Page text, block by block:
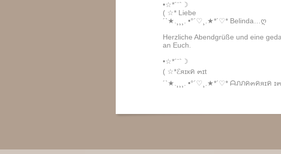
•☆*´¨`☽
( ☆* Liebe
´`★.¸¸¸. •°´♡¸.★*´♡* Belinda…ღ
Herzliche Abendgrüße und eine
an Euch.
•☆*´¨`☽
( ☆*ℰяɪкค ๓ɪt
´`★.¸¸¸. •°´♡¸.★*´♡* ᗩภภค๓คяɪค ɪ